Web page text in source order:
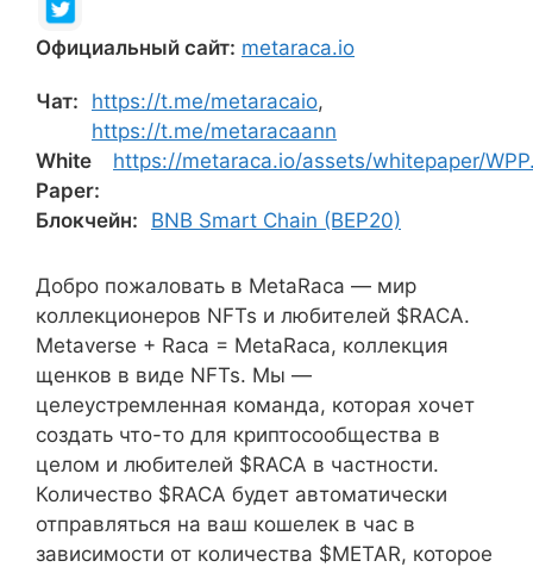
Официальный сайт: metaraca.io
Чат: https://t.me/metaracaio,
https://t.me/metaracaann
White
Paper:
https://metaraca.io/assets/whitepaper/
Блокчейн: BNB Smart Chain (BEP20)
Добро пожаловать в MetaRaca — мир
коллекционеров NFTs и любителей $RACA.
Metaverse + Raca = MetaRaca, коллекция
щенков в виде NFTs. Мы —
целеустремленная команда, которая хочет
создать что-то для криптосообщества в
целом и любителей $RACA в частности.
Количество $RACA будет автоматически
отправляться на ваш кошелек в час в
зависимости от количества $METAR, которое